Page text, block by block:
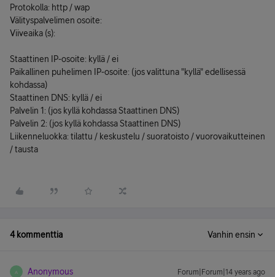
Protokolla: http / wap
Välityspalvelimen osoite:
Viiveaika (s):
Staattinen IP-osoite: kyllä / ei
Paikallinen puhelimen IP-osoite: (jos valittuna "kyllä" edellisessä
kohdassa)
Staattinen DNS: kyllä / ei
Palvelin 1: (jos kyllä kohdassa Staattinen DNS)
Palvelin 2: (jos kyllä kohdassa Staattinen DNS)
Liikenneluokka: tilattu / keskustelu / suoratoisto / vuorovaikutteinen
/ tausta
4 kommenttia Vanhin ensin
A Anonymous Forum|Forum|14 years ago